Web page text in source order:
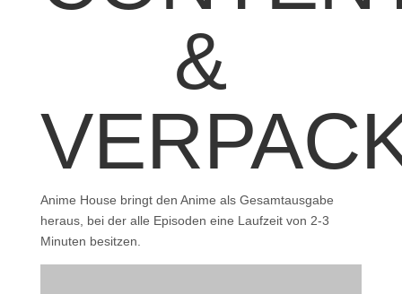
&
Anime House bringt den Anime als Gesamtausgabe
heraus, bei der alle Episoden eine Laufzeit von 2-3
Minuten besitzen.